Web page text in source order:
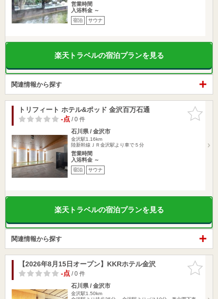
営業時間
入浴料金 ～
宿泊 サウナ
楽天トラベルの宿泊プランを見る
関連情報から探す
お気に入
りに追加
トリフィート ホテル&ポッド 金沢百万石通
-点/ 0 件
石川県 / 金沢市
金沢駅1.16km
陸新幹線ＪＲ金沢駅より車で５分
営業時間
入浴料金 ～
宿泊 サウナ
楽天トラベルの宿泊プランを見る
関連情報から探す
お気に入
りに追加
【2026年8月15日オープン】KKRホテル金沢
-点/ 0 件
石川県 / 金沢市
金沢駅1.50km